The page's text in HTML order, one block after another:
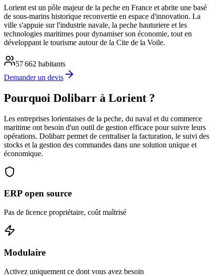
Lorient est un pôle majeur de la peche en France et abrite une basé
de sous-marins historique reconvertie en espace d'innovation. La
ville s'appuie sur l'industrie navale, la peche hauturiere et les
technologies maritimes pour dynamiser son économie, tout en
développant le tourisme autour de la Cite de la Voile.
57 662 habitants
Demander un devis
Pourquoi Dolibarr à Lorient ?
Les entreprises lorientaises de la peche, du naval et du commerce
maritime ont besoin d'un outil de gestion efficace pour suivre leurs
opérations. Dolibarr permet de centraliser la facturation, le suivi des
stocks et la gestion des commandes dans une solution unique et
économique.
ERP open source
Pas de licence propriétaire, coût maîtrisé
Modulaire
Activez uniquement ce dont vous avez besoin